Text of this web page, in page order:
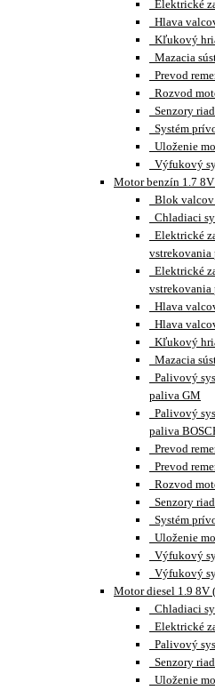
Elektrické
Hlava
Kľukový
Mazacia
Prevod
Rozvod
Senzory
Systém
Uloženie
Výfukový
Motor benzín 1.7
Blok
Chladiaci
Elektrické
vstrekovania
Elektrické
vstrekovania
Hlava
Hlava
Kľukový
Mazacia
Palivový
paliva GM
Palivový
paliva
Prevod
Prevod
Rozvod
Senzory
Systém
Uloženie
Výfukový
Výfukový
Motor diesel 1.9 8V
Chladiaci
Elektrické
Palivový
Senzory
Uloženie